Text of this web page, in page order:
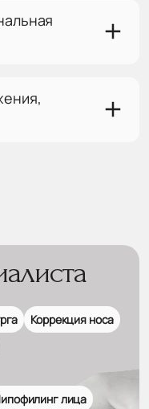
Коррекция носа
лица